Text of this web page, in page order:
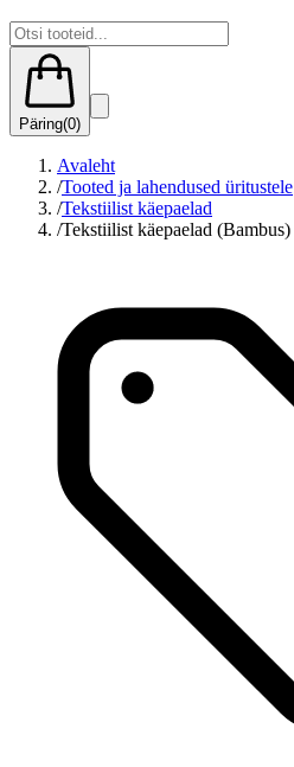
Päring(0)
Avaleht
/Tooted ja lahendused üritustele
/Tekstiilist käepaelad
/Tekstiilist käepaelad (Bambus)